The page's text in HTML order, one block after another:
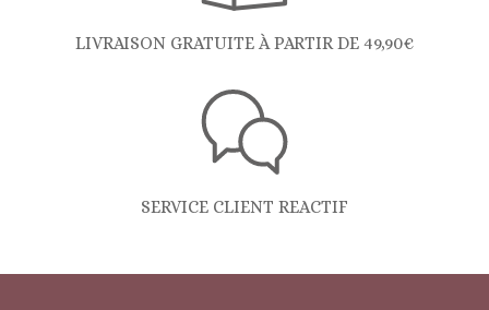
LIVRAISON GRATUITE À PARTIR DE 49,90€
SERVICE CLIENT REACTIF